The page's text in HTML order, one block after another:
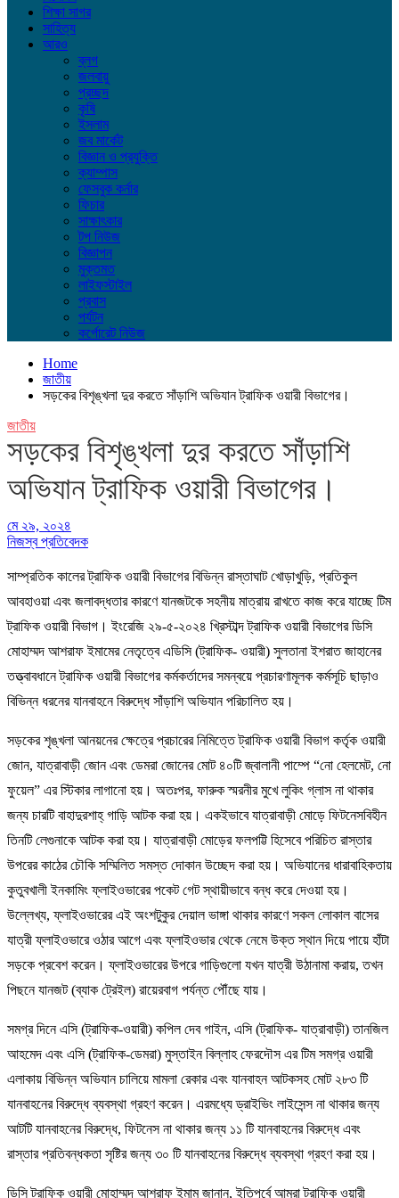
শিক্ষা সাগর
সাহিত্য
আরও
ব্লগ
জলবায়ু
প্রচ্ছদ
কৃষি
ইসলাম
জব মার্কেট
বিজ্ঞান ও প্রযুক্তি
ক্যাম্পাস
ফেসবুক কর্নার
ফিচার
সাক্ষাৎকার
টপ নিউজ
বিজ্ঞাপন
মুক্তমত
লাইফস্টাইল
প্রবাস
পর্যটন
কর্পোরেট নিউজ
Home
জাতীয়
সড়কের বিশৃঙ্খলা দুর করতে সাঁড়াশি অভিযান ট্রাফিক ওয়ারী বিভাগের।
জাতীয়
সড়কের বিশৃঙ্খলা দুর করতে সাঁড়াশি
অভিযান ট্রাফিক ওয়ারী বিভাগের।
মে ২৯, ২০২৪
নিজস্ব প্রতিবেদক
সাম্প্রতিক কালের ট্রাফিক ওয়ারী বিভাগের বিভিন্ন রাস্তাঘাট খোড়াখুড়ি, প্রতিকুল
আবহাওয়া এবং জলাবদ্ধতার কারণে যানজটকে সহনীয় মাত্রায় রাখতে কাজ করে যাচ্ছে টিম
ট্রাফিক ওয়ারী বিভাগ। ইংরেজি ২৯-৫-২০২৪ খ্রিস্টাব্দ ট্রাফিক ওয়ারী বিভাগের ডিসি
মোহাম্মদ আশরাফ ইমামের নেতৃত্বে এডিসি (ট্রাফিক- ওয়ারী) সুলতানা ইশরাত জাহানের
তত্ত্বাবধানে ট্রাফিক ওয়ারী বিভাগের কর্মকর্তাদের সমন্বয়ে প্রচারণামূলক কর্মসূচি ছাড়াও
বিভিন্ন ধরনের যানবাহনে বিরুদ্ধে সাঁড়াশি অভিযান পরিচালিত হয়।
সড়কের শৃঙ্খলা আনয়নের ক্ষেত্রে প্রচারের নিমিত্তে ট্রাফিক ওয়ারী বিভাগ কর্তৃক ওয়ারী
জোন, যাত্রাবাড়ী জোন এবং ডেমরা জোনের মোট ৪০টি জ্বালানী পাম্পে “নো হেলমেট, নো
ফুয়েল” এর স্টিকার লাগানো হয়। অতঃপর, ফারুক স্মরনীর মুখে লুকিং গ্লাস না থাকার
জন্য চারটি বাহাদুরশাহ্ গাড়ি আটক করা হয়। একইভাবে যাত্রাবাড়ী মোড়ে ফিটনেসবিহীন
তিনটি লেগুনাকে আটক করা হয়। যাত্রাবাড়ী মোড়ের ফলপট্টি হিসেবে পরিচিত রাস্তার
উপরের কাঠের চৌকি সম্মিলিত সমস্ত দোকান উচ্ছেদ করা হয়। অভিযানের ধারাবাহিকতায়
কুতুবখালী ইনকামিং ফ্লাইওভারের পকেট গেট স্থায়ীভাবে বন্ধ করে দেওয়া হয়।
উল্লেখ্য, ফ্লাইওভারের এই অংশটুকুর দেয়াল ভাঙ্গা থাকার কারণে সকল লোকাল বাসের
যাত্রী ফ্লাইওভারে ওঠার আগে এবং ফ্লাইওভার থেকে নেমে উক্ত স্থান দিয়ে পায়ে হাঁটা
সড়কে প্রবেশ করেন। ফ্লাইওভারের উপরে গাড়িগুলো যখন যাত্রী উঠানামা করায়, তখন
পিছনে যানজট (ব্যাক ট্রেইল) রায়েরবাগ পর্যন্ত পৌঁছে যায়।
সমগ্র দিনে এসি (ট্রাফিক-ওয়ারী) কপিল দেব গাইন, এসি (ট্রাফিক- যাত্রাবাড়ী) তানজিল
আহমেদ এবং এসি (ট্রাফিক-ডেমরা) মুস্তাইন বিল্লাহ ফেরদৌস এর টিম সমগ্র ওয়ারী
এলাকায় বিভিন্ন অভিযান চালিয়ে মামলা রেকার এবং যানবাহন আটকসহ মোট ২৮৩ টি
যানবাহনের বিরুদ্ধে ব্যবস্থা গ্রহণ করেন। এরমধ্যে ড্রাইভিং লাইসেন্স না থাকার জন্য
আটটি যানবাহনের বিরুদ্ধে, ফিটনেস না থাকার জন্য ১১ টি যানবাহনের বিরুদ্ধে এবং
রাস্তার প্রতিবন্ধকতা সৃষ্টির জন্য ৩০ টি যানবাহনের বিরুদ্ধে ব্যবস্থা গ্রহণ করা হয়।
ডিসি ট্রাফিক ওয়ারী মোহাম্মদ আশরাফ ইমাম জানান, ইতিপূর্বে আমরা ট্রাফিক ওয়ারী